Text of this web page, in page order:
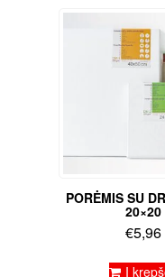
PORĖMIS SU
20×20
€5,96
Į